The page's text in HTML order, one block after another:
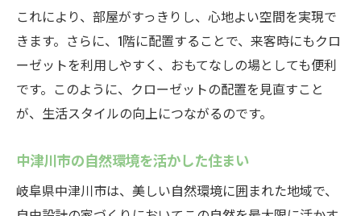
生活シーン別に考えるクローゼットの配置
自由設計で実現する収納の自由度
収納計画の成功例から学ぶポイント
中津川市での快適生活を叶えるクローゼット配
置のポイント
設計
自由設計で実現する動線の最適化
これにより、部屋がすっきりし、心地よい空間を実現で
きます。さらに、1階に配置することで、来客時にもクロ
ーゼットを利用しやすく、おもてなしの場としても便利
です。このように、クローゼットの配置を見直すこと
が、生活スタイルの向上につながるのです。
中津川市の自然環境を活かした住まい
岐阜県中津川市は、美しい自然環境に囲まれた地域で、